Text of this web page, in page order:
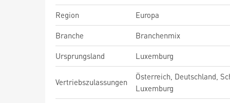
Region
Europa
Branche
Branchenmix
Ursprungsland
Luxemburg
Vertriebszulassungen
Österreich, Deutschland,
Luxemburg